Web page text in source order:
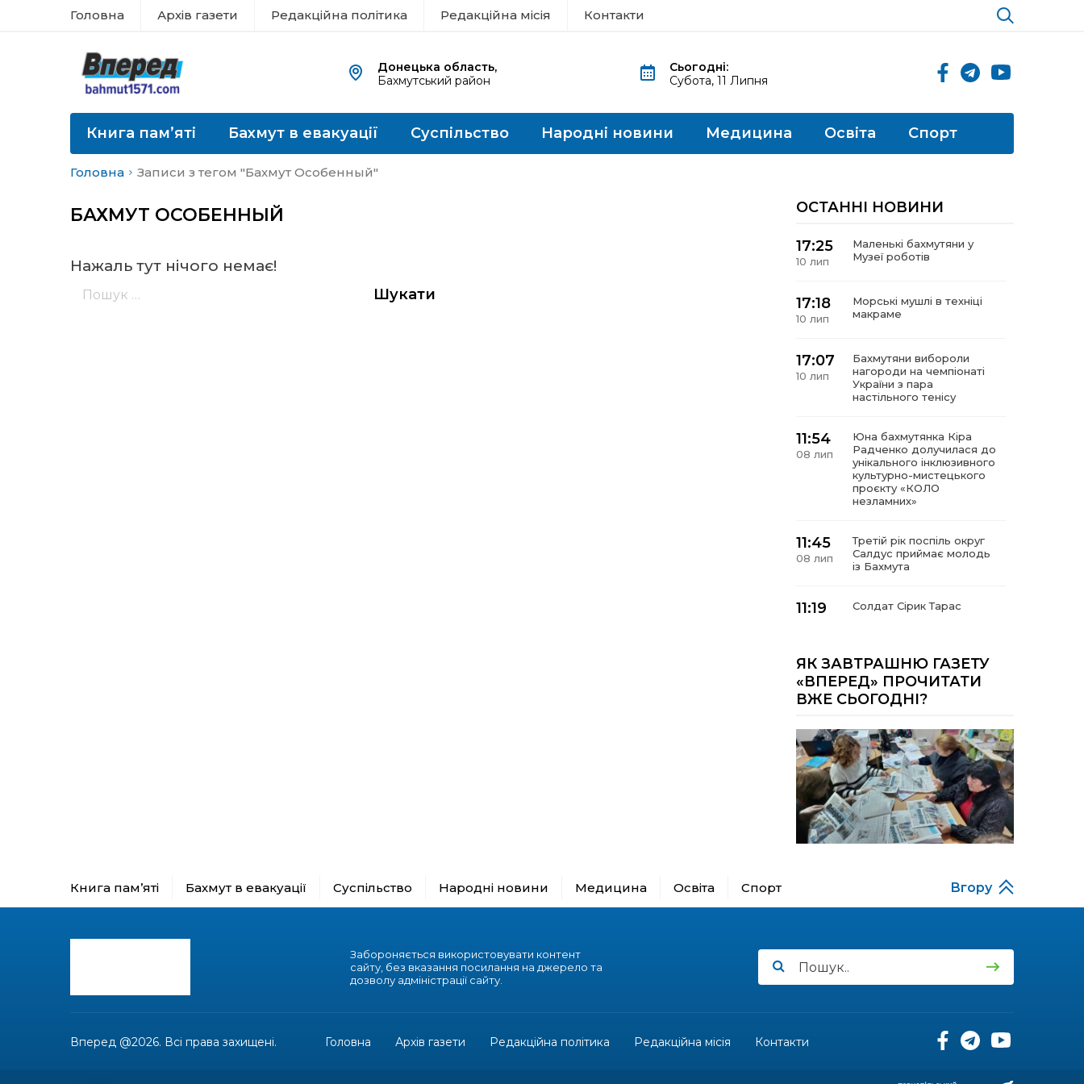
Головна Архів газети Редакційна політика Редакційна місія Контакти
Донецька область,
Бахмутський район
Сьогодні:
Субота, 11 Липня
Книга пам’яті Бахмут в евакуації Суспільство Народні новини Медицина Освіта Спорт
Головна Записи з тегом "Бахмут Особенный"
БАХМУТ ОСОБЕННЫЙ
Нажаль тут нічого немає!
ОСТАННІ НОВИНИ
17:25
10 лип
Маленькі бахмутяни у
Музеї роботів
17:18
10 лип
Морські мушлі в техніці
макраме
17:07
10 лип
Бахмутяни вибороли
нагороди на чемпіонаті
України з пара
настільного тенісу
11:54
08 лип
Юна бахмутянка Кіра
Радченко долучилася до
унікального інклюзивного
культурно-мистецького
проєкту «КОЛО
незламних»
11:45
08 лип
Третій рік поспіль округ
Салдус приймає молодь
із Бахмута
11:19
Солдат Сірик Тарас
14:07
06 лип
Де тчуться долі
13:52
06 лип
Бахмутяни у Полтаві
побували на концерті
«Натхненні літом»
13:46
06 лип
Частині ВПО можуть
призупинити виплати: що
варто зробити
переселенцям
03 лип
20:48
ЯК ЗАВТРАШНЮ ГАЗЕТУ
«ВПЕРЕД» ПРОЧИТАТИ
ВЖЕ СЬОГОДНІ?
Книга пам’яті Бахмут в евакуації Суспільство Народні новини Медицина Освіта Спорт Вгору
Забороняється використовувати контент
сайту, без вказання посилання на джерело та
дозволу адміністрації сайту.
Вперед @2026. Всі права захищені. Головна Архів газети Редакційна політика Редакційна місія Контакти